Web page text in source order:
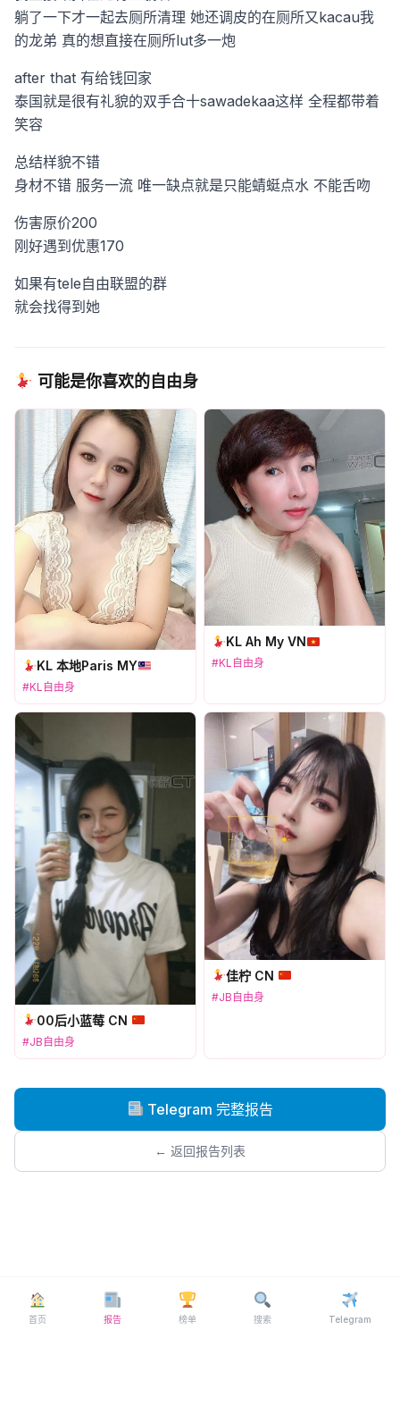
躺了一下才一起去厕所清理 她还调皮的在厕所又kacau我
的龙弟 真的想直接在厕所lut多一炮
after that 有给钱回家
泰国就是很有礼貌的双手合十sawadekaa这样 全程都带着
笑容
总结样貌不错
身材不错 服务一流 唯一缺点就是只能蜻蜓点水 不能舌吻
伤害原价200
刚好遇到优惠170
如果有tele自由联盟的群
就会找得到她
可能是你喜欢的自由身
KL 本地Paris MY
#KL自由身
KL Ah My VN
#KL自由身
00后小蓝莓 CN
#JB自由身
佳柠 CN
#JB自由身
Telegram 完整报告
← 返回报告列表
首页 报告 榜单 搜索 Telegram